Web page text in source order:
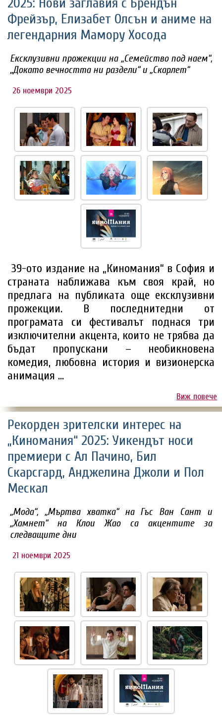
Фрейзър, Елизабет Олсън и аниме на
легендарния Мамору Хосода
Ексклузивни прожекции на „Семейство под наем“,
„Докато вечността ни раздели“ и „Скарлет“
26 ноември 2025
39-ото издание на „Киномания“ в София и
страната наближава към своя край, но
предлага на публиката още ексклузивни
прожекции. В последнитедни от
програмата си фестивалът поднася три
изключителни акцента, които не трябва да
бъдат пропускани – необикновена
комедия, любовна история и визионерска
анимация ...
Виж повече
Рекорден зрителски интерес на
„Киномания“ 2025: Уикендът носи
премиери с Ал Пачино, Бил
Скарсгард, Анджелина Джоли и Пол
Мескал
„Мода“, „Мъртва хватка“ на Гъс Ван Сант и
„Хамнет“ на Клои Жао са акцентите за
следващите дни
21 ноември 2025